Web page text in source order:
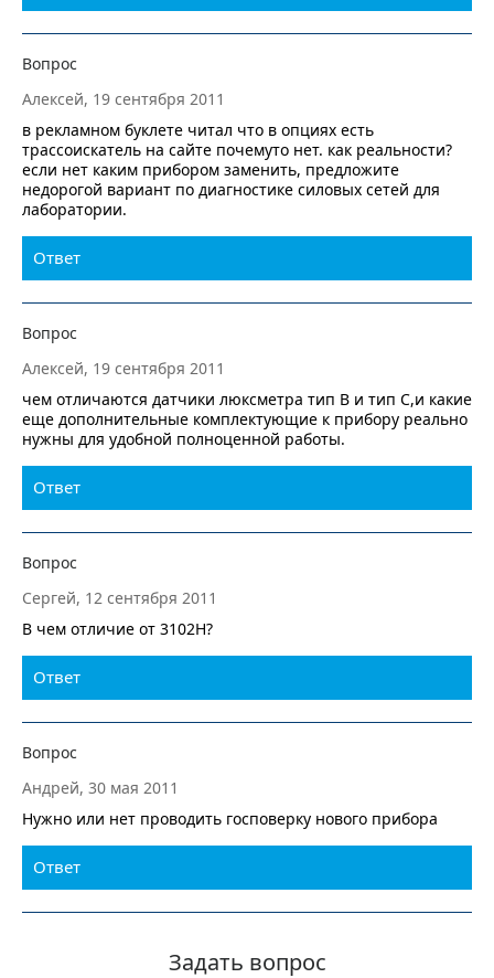
Вопрос
Алексей, 19 сентября 2011
в рекламном буклете читал что в опциях есть
трассоискатель на сайте почемуто нет. как реальности?
если нет каким прибором заменить, предложите
недорогой вариант по диагностике силовых сетей для
лаборатории.
Ответ
Вопрос
Алексей, 19 сентября 2011
чем отличаются датчики люксметра тип В и тип С,и какие
еще дополнительные комплектующие к прибору реально
нужны для удобной полноценной работы.
Ответ
Вопрос
Сергей, 12 сентября 2011
В чем отличие от 3102Н?
Ответ
Вопрос
Андрей, 30 мая 2011
Нужно или нет проводить госповерку нового прибора
Ответ
Задать вопрос